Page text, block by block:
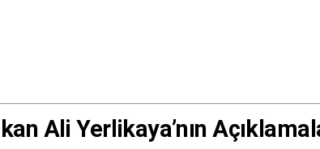
Ali Yerlikaya’nın